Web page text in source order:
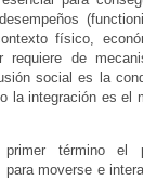
físico,
de
social es la
la integración es el
término el
moverse e